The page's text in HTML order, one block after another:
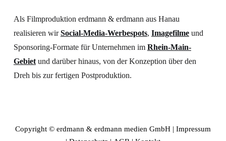
Als Filmproduktion erdmann & erdmann aus Hanau
realisieren wirSocial-Media-Werbespots, Imagefilmeund
Sponsoring-Formate für Unternehmen im Rhein-Main-
Gebietund darüber hinaus, von der Konzeption über den
Dreh bis zur fertigen Postproduktion.
Copyright © erdmann & erdmann medien GmbH | Impressum